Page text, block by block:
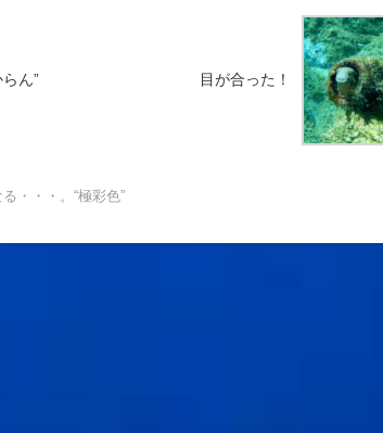
ん” 目が合った！
・・・。“極彩色”